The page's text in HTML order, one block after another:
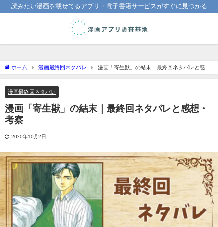
読みたい漫画を載せてるアプリ・電子書籍サービスがすぐに見つかる
ホーム 漫画最終回ネタバレ
漫画「寄生獣」の結末｜最終回ネタバレと感
想・考察
漫画最終回ネタバレ
漫画「寄生獣」の結末｜最終回ネタバレと感想・
考察
2020年10月2日